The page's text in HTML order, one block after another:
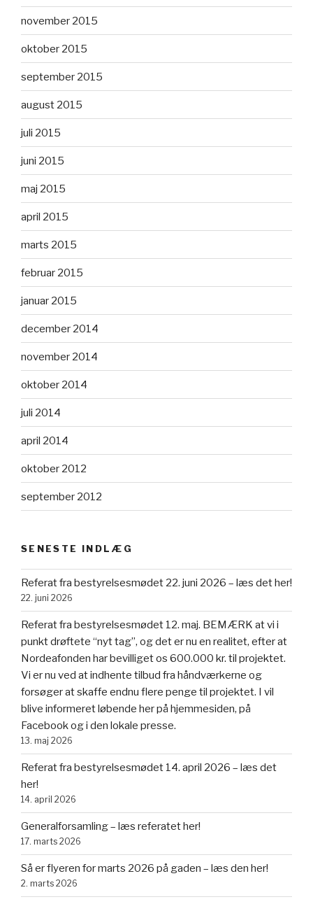
november 2015
oktober 2015
september 2015
august 2015
juli 2015
juni 2015
maj 2015
april 2015
marts 2015
februar 2015
januar 2015
december 2014
november 2014
oktober 2014
juli 2014
april 2014
oktober 2012
september 2012
SENESTE INDLÆG
Referat fra bestyrelsesmødet 22. juni 2026 – læs det her!
22. juni 2026
Referat fra bestyrelsesmødet 12. maj. BEMÆRK at vi i
punkt drøftete “nyt tag”, og det er nu en realitet, efter at
Nordeafonden har bevilliget os 600.000 kr. til projektet.
Vi er nu ved at indhente tilbud fra håndværkerne og
forsøger at skaffe endnu flere penge til projektet. I vil
blive informeret løbende her på hjemmesiden, på
Facebook og i den lokale presse.
13. maj 2026
Referat fra bestyrelsesmødet 14. april 2026 – læs det
her!
14. april 2026
Generalforsamling – læs referatet her!
17. marts 2026
Så er flyeren for marts 2026 på gaden – læs den her!
2. marts 2026